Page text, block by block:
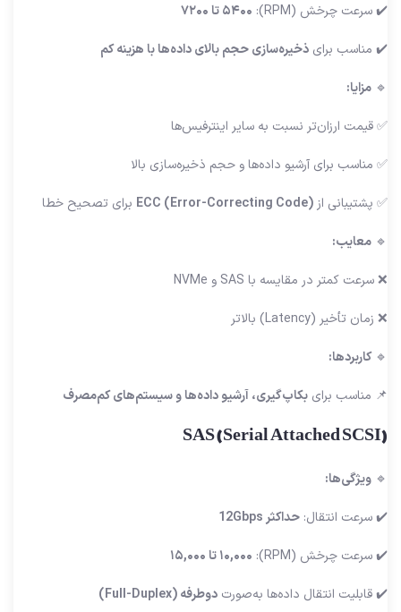
✔️ سرعت چرخش (RPM): ۵۴۰۰ تا ۷۲۰۰
✔️ مناسب برای ذخیره‌سازی حجم بالای داده‌ها با هزینه کم
🔹 مزایا:
✅ قیمت ارزان‌تر نسبت به سایر اینترفیس‌ها
✅ مناسب برای آرشیو داده‌ها و حجم ذخیره‌سازی بالا
✅ پشتیبانی از ECC (Error-Correcting Code)برای تصحیح خطا
🔹 معایب:
❌ سرعت کمتر در مقایسه با SAS و NVMe
❌ زمان تأخیر (Latency) بالاتر
🔹 کاربردها:
📌 مناسب برای بکاپ‌گیری، آرشیو داده‌ها و سیستم‌های کم‌مصرف
SAS (Serial Attached SCSI)
🔹 ویژگی‌ها:
✔️ سرعت انتقال: حداکثر 12Gbps
✔️ سرعت چرخش (RPM): ۱۰,۰۰۰ تا ۱۵,۰۰۰
✔️ قابلیت انتقال داده‌ها به‌صورت دوطرفه (Full-Duplex)